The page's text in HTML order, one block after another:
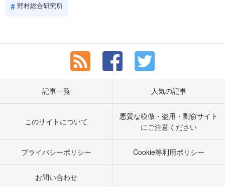
野村総合研究所
記事一覧 人気の記事
このサイトについて
悪質な模倣・盗用・剽窃サイト
にご注意ください
プライバシーポリシー Cookie等利用ポリシー
お問い合わせ